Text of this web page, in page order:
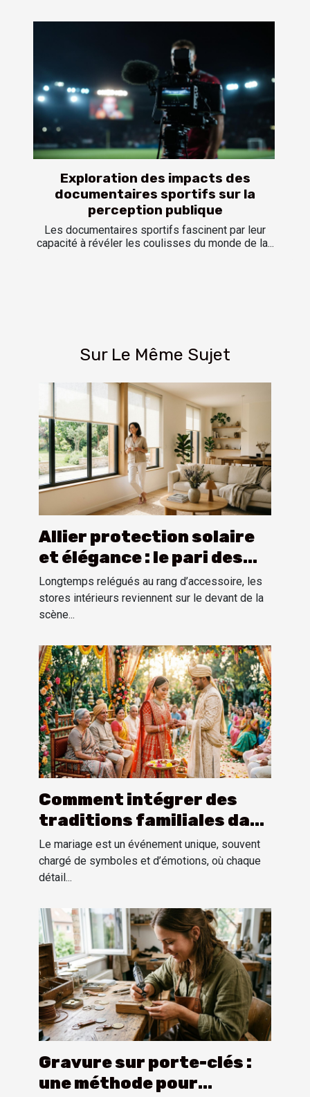
Exploration des impacts des
documentaires sportifs sur la
perception publique
Les documentaires sportifs fascinent par leur
capacité à révéler les coulisses du monde de la...
Sur Le Même Sujet
Allier protection solaire
et élégance : le pari des
stores intérieurs
Longtemps relégués au rang d’accessoire, les
stores intérieurs reviennent sur le devant de la
scène...
Comment intégrer des
traditions familiales dans
une cérémonie de mariage
?
Le mariage est un événement unique, souvent
chargé de symboles et d’émotions, où chaque
détail...
Gravure sur porte-clés :
une méthode pour